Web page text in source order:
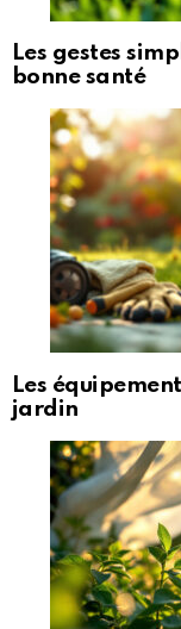
Les gestes
bonne santé
Les
jardin